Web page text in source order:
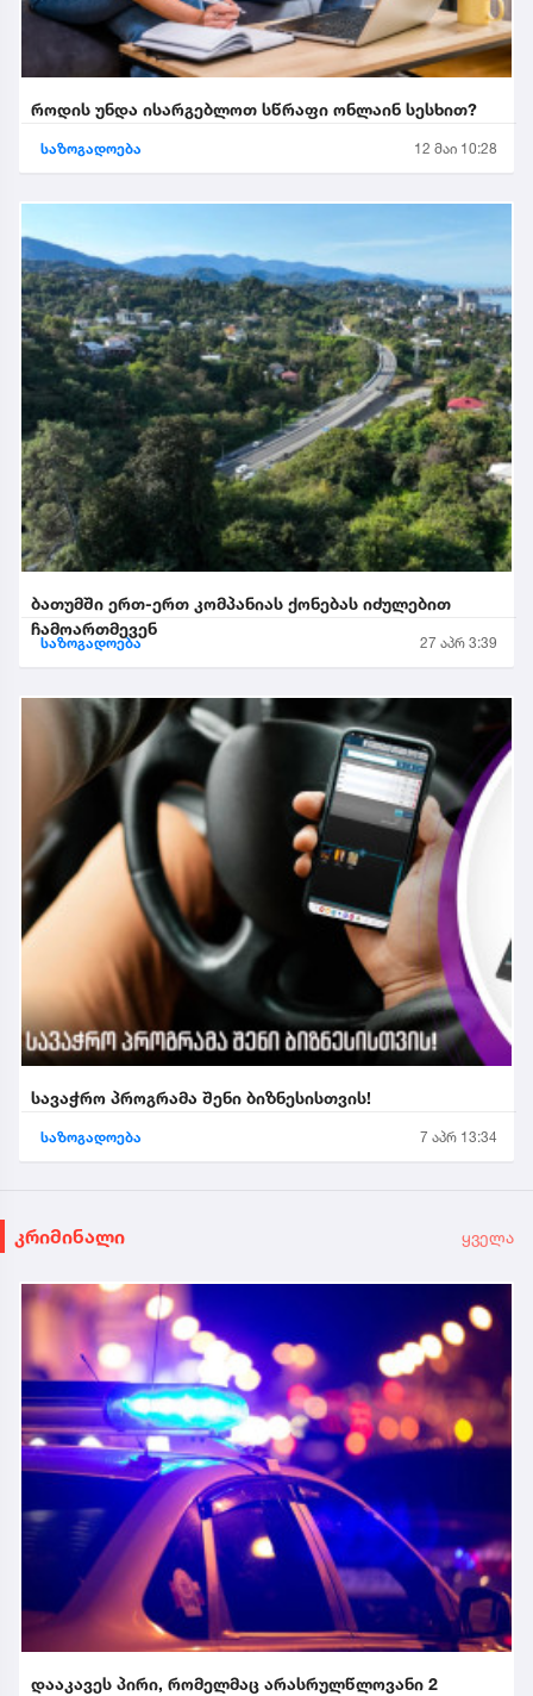
როდის უნდა ისარგებლოთ სწრაფი ონლაინ სესხით?
საზოგადოება 12 მაი 10:28
ბათუმში ერთ-ერთ კომპანიას ქონებას იძულებით
ჩამოართმევენ
საზოგადოება 27 აპრ 3:39
სავაჭრო პროგრამა შენი ბიზნესისთვის!
საზოგადოება 7 აპრ 13:34
კრიმინალი ყველა
დააკავეს პირი, რომელმაც არასრულწლოვანი 2